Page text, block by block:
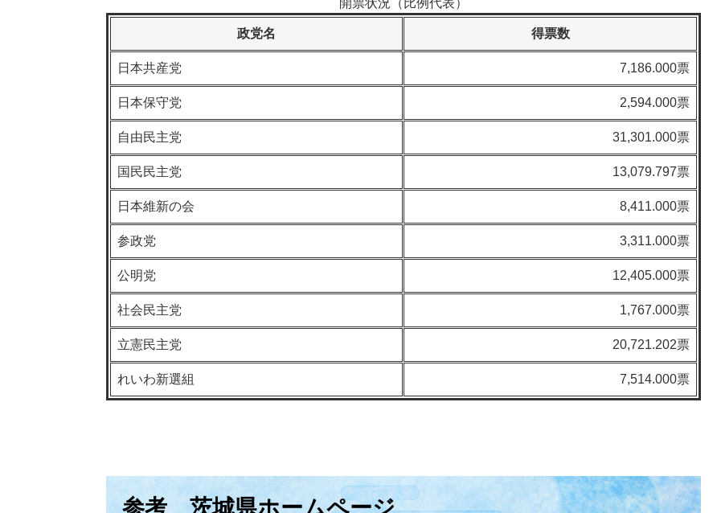
開票状況（比例代表）
政党名 得票数
日本共産党 7,186.000票
日本保守党 2,594.000票
自由民主党 31,301.000票
国民民主党 13,079.797票
日本維新の会 8,411.000票
参政党 3,311.000票
公明党 12,405.000票
社会民主党 1,767.000票
立憲民主党 20,721.202票
れいわ新選組 7,514.000票
参考 茨城県ホームページ